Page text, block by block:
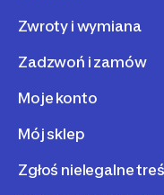
Zwroty i wymiana
Zadzwoń i zamów
Moje konto
Mój sklep
Zgłoś nielegalne